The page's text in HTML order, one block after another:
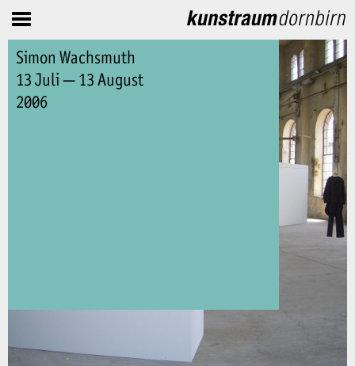
Simon Wachsmuth
13 Juli — 13 August
2006